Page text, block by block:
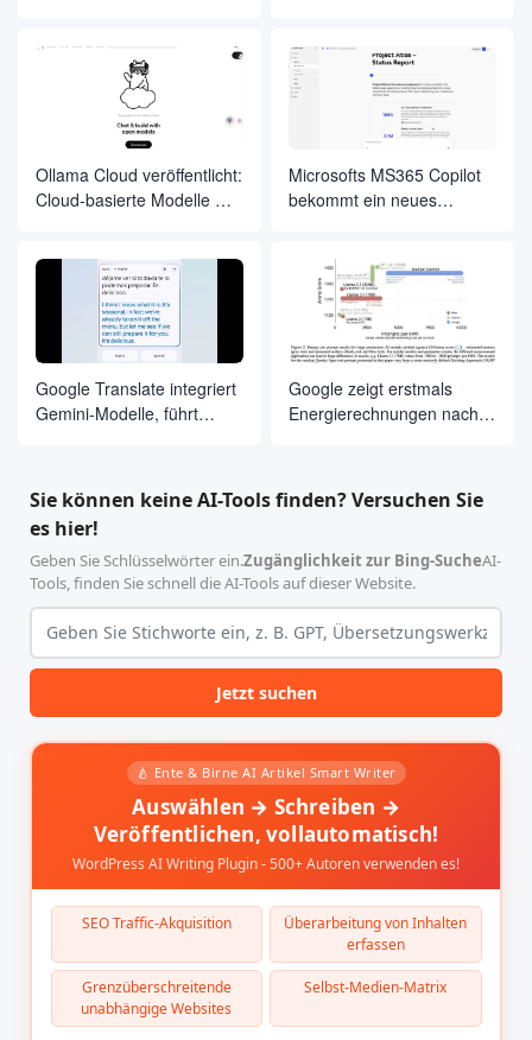
Programmierung und
Agentenanwendungen
KI-Intelligenz neu erfinden
Ollama Cloud veröffentlicht:
Cloud-basierte Modelle mit
Terminals ausführen
Microsofts MS365 Copilot
bekommt ein neues
Modellen
Google Translate integriert
Gemini-Modelle, führt
maßgeschneiderte
Sprachlerntools ein
Google zeigt erstmals
Energierechnungen nach
Sie können keine AI-Tools finden? Versuchen Sie
es hier!
Geben Sie Schlüsselwörter ein.Zugänglichkeit zur Bing-SucheAI-
Tools, finden Sie schnell die AI-Tools auf dieser Website.
Jetzt suchen
🍐 Ente & Birne AI Artikel Smart Writer
Auswählen → Schreiben →
Veröffentlichen, vollautomatisch!
WordPress AI Writing Plugin - 500+ Autoren verwenden es!
SEO Traffic-Akquisition
Überarbeitung von Inhalten
erfassen
Grenzüberschreitende
unabhängige Websites
Selbst-Medien-Matrix